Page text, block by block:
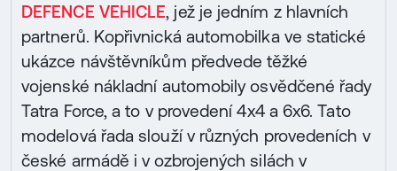
DEFENCE VEHICLE, jež je jedním z hlavních
partnerů. Kopřivnická automobilka ve statické
ukázce návštěvníkům předvede těžké
vojenské nákladní automobily osvědčené řady
Tatra Force, a to v provedení 4x4 a 6x6. Tato
modelová řada slouží v různých provedeních v
české armádě i v ozbrojených silách v